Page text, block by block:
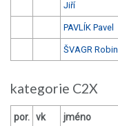
Jiří
PAVLÍK Pavel
ŠVAGR Robin
kategorie C2X
por. vk jméno